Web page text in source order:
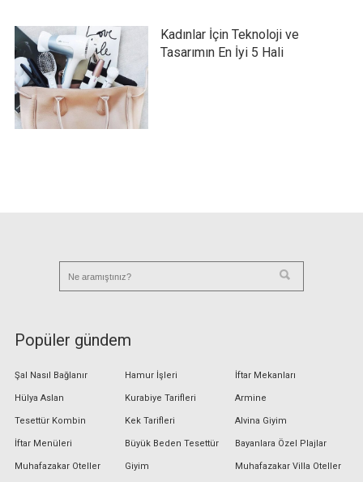
Kadınlar İçin Teknoloji ve
Tasarımın En İyi 5 Hali
Popüler gündem
Şal Nasıl Bağlanır
Hülya Aslan
Tesettür Kombin
İftar Menüleri
Muhafazakar Oteller
Hamur İşleri
Kurabiye Tarifleri
Kek Tarifleri
Büyük Beden Tesettür
Giyim
İftar Mekanları
Armine
Alvina Giyim
Bayanlara Özel Plajlar
Muhafazakar Villa Oteller